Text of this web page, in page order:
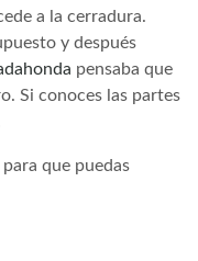
a la cerradura.
y después
pensaba que
Si conoces las partes
que puedas